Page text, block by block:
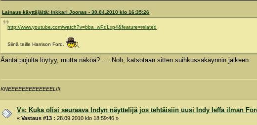
Lainaus käyttäjältä: Inkkari Joonas - 30.04.2010 klo 16:35:26
http://www.youtube.com/watch?v=bba_wPdLxp4&feature=related
Siinä teille Harrison Ford.
Ääntä pojulta löytyy, mutta näköä? .....Noh, katsotaan sitten suihkussakäynnin jälkeen.
KNEEEEEEEEEEEEEL!!!
Vs: Kuka olisi seuraava Indyn näyttelijä jos tehtäisiin uusi Indy leffa ilman
« Vastaus #13 : 28.09.2010 klo 18:59:46 »